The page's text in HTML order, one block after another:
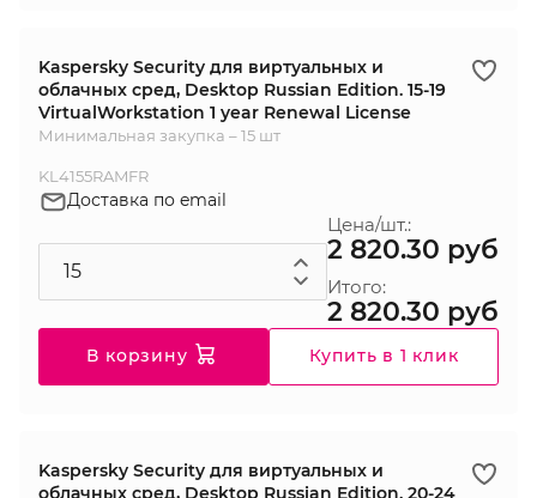
Kaspersky Security для виртуальных и
облачных сред, Desktop Russian Edition. 15-19
VirtualWorkstation 1 year Renewal License
Минимальная закупка – 15 шт
KL4155RAMFR
Доставка по email
Цена/шт.:
2 820.30 руб
Итого:
2 820.30 руб
В корзину Купить в 1 клик
Kaspersky Security для виртуальных и
облачных сред, Desktop Russian Edition. 20-24